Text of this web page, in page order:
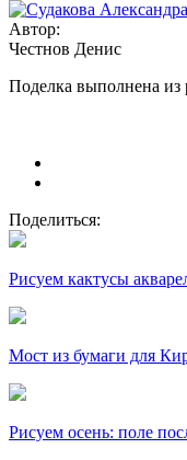
Автор:
Честнов Денис
Поделка выполнена
Поделиться:
Рисуем кактусы
Мост из бумаги для
Рисуем осень: поле